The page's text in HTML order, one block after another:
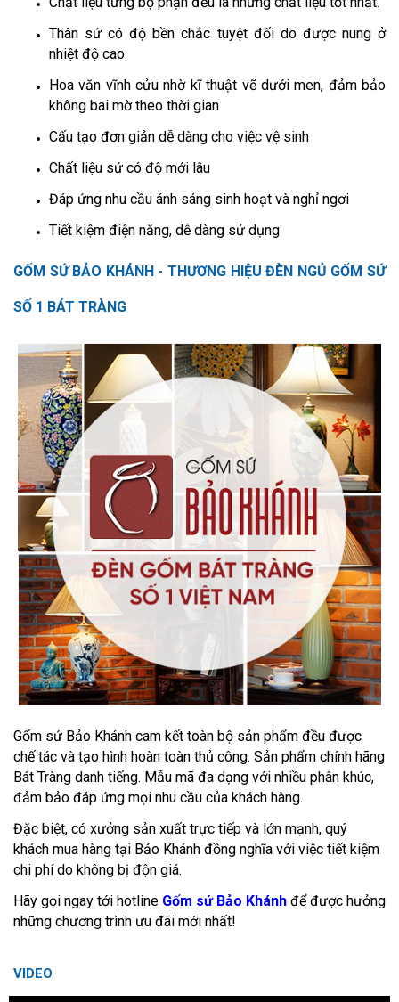
Thân sứ có độ bền chắc tuyệt đối do được nung ở
nhiệt độ cao.
Hoa văn vĩnh cửu nhờ kĩ thuật vẽ dưới men, đảm bảo
không bai mờ theo thời gian
Cấu tạo đơn giản dễ dàng cho việc vệ sinh
Chất liệu sứ có độ mới lâu
Đáp ứng nhu cầu ánh sáng sinh hoạt và nghỉ ngơi
Tiết kiệm điện năng, dễ dàng sử dụng
GỐM SỨ BẢO KHÁNH - THƯƠNG HIỆU ĐÈN NGỦ GỐM SỨ
SỐ 1 BÁT TRÀNG
Gốm sứ Bảo Khánh cam kết toàn bộ sản phẩm đều được
chế tác và tạo hình hoàn toàn thủ công. Sản phẩm chính hãng
Bát Tràng danh tiếng. Mẫu mã đa dạng với nhiều phân khúc,
đảm bảo đáp ứng mọi nhu cầu của khách hàng.
Đặc biệt, có xưởng sản xuất trực tiếp và lớn mạnh, quý
khách mua hàng tại Bảo Khánh đồng nghĩa với việc tiết kiệm
chi phí do không bị độn giá.
Hãy gọi ngay tới hotline Gốm sứ Bảo Khánh để được hưởng
những chương trình ưu đãi mới nhất!
VIDEO